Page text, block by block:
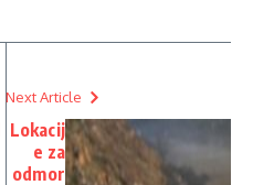
Next Article
Lokacij
e za
odmor